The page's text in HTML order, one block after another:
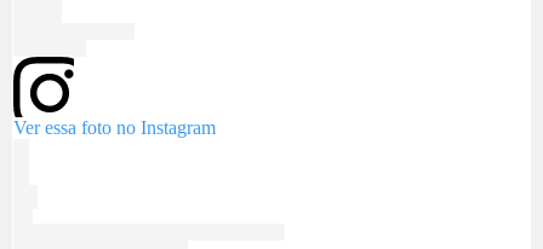
Ver essa foto no Instagram